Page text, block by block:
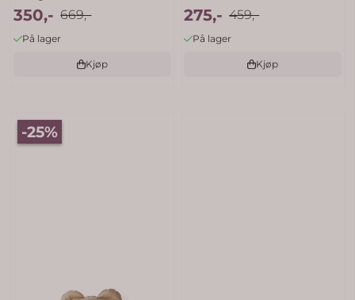
350,- 669,-
På lager
Kjøp
275,- 459,-
På lager
Kjøp
-25%